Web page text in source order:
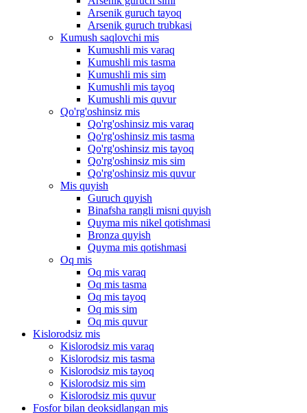
Arsenik guruch tayoq
Arsenik guruch trubkasi
Kumush saqlovchi mis
Kumushli mis varaq
Kumushli mis tasma
Kumushli mis sim
Kumushli mis tayoq
Kumushli mis quvur
Qo'rg'oshinsiz mis
Qo'rg'oshinsiz mis varaq
Qo'rg'oshinsiz mis tasma
Qo'rg'oshinsiz mis tayoq
Qo'rg'oshinsiz mis sim
Qo'rg'oshinsiz mis quvur
Mis quyish
Guruch quyish
Binafsha rangli misni quyish
Quyma mis nikel qotishmasi
Bronza quyish
Quyma mis qotishmasi
Oq mis
Oq mis varaq
Oq mis tasma
Oq mis tayoq
Oq mis sim
Oq mis quvur
Kislorodsiz mis
Kislorodsiz mis varaq
Kislorodsiz mis tasma
Kislorodsiz mis tayoq
Kislorodsiz mis sim
Kislorodsiz mis quvur
Fosfor bilan deoksidlangan mis